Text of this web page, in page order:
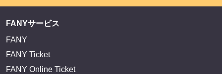
FANYサービス
FANY
FANY Ticket
FANY Online Ticket